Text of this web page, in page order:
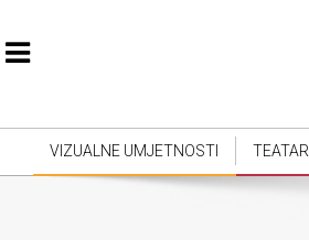
VIZUALNE UMJETNOSTI TEATAR